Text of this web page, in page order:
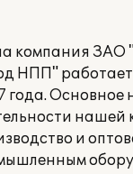
компания ЗАО
НПП"
года. Основное
нашей
и